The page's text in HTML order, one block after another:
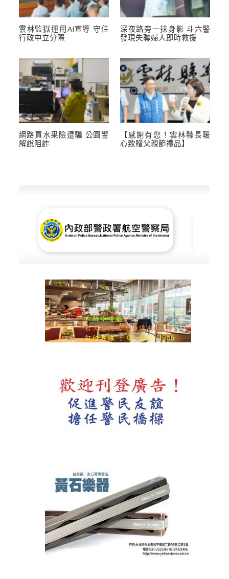
雲林監獄運用AI宣導 守住
行政中立分際
深夜路旁一抹身影 斗六警
發現失聯婦人即時救援
網路買水果險遭騙 公園警
解說阻詐
【感謝有您！雲林縣長暖
心致贈父親節禮品】